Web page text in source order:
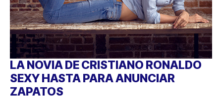
LA NOVIA DE CRISTIANO RONALDO
SEXY HASTA PARA ANUNCIAR
ZAPATOS